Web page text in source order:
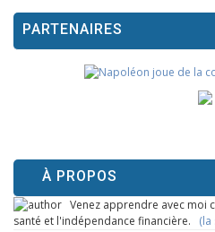
PARTENAIRES
À PROPOS
Venez apprendre avec moi
santé et l'indépendance financière. (la